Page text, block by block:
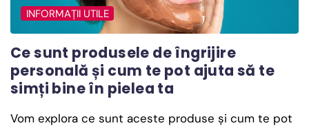
INFORMAȚII UTILE
Ce sunt produsele de îngrijire
personală și cum te pot ajuta să te
simți bine în pielea ta
Vom explora ce sunt aceste produse și cum te pot